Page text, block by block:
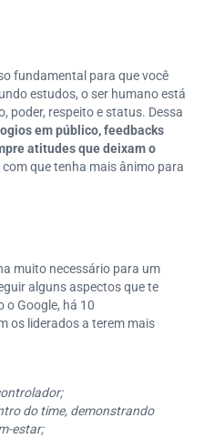
fundamental para que você
estudos, o ser humano está
poder, respeito e status. Dessa
em público, feedbacks
atitudes que deixam o
com que tenha mais ânimo para
muito necessário para um
alguns aspectos que te
o Google, há 10
os liderados a terem mais
do time, demonstrando
estar;